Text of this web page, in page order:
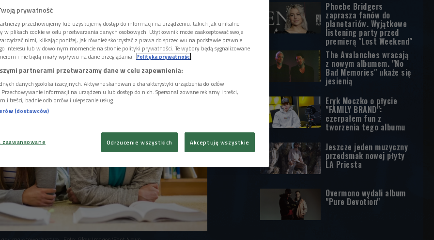
- do egzaminu dojrzałości zostało kilka
ten czas na powtórki materiału, ale
Phoebe Bridgers
zaprasza fanów do
planetariów. Wyjątkowe
listening party przed
premierą "Lost Weekend"
The Avalanches wracają
z nowym albumem. "No
Bad Memories" ukaże się
jesienią
Eryk Moczko o płycie
"FAMILY BRAND":
czerpałem fun z
tworzenia tego albumu
Jeszcze jeden muzyczny
przedsmak nowej płyty
LA Priesta
Overmono wydali album
"Pure Devotion"
prywatność
przechowujemy lub uzyskujemy dostęp do informacji na urządzeniu, takich jak unikalne
w plikach cookie w celu przetwarzania danych osobowych. Użytkownik może zaakceptować swoje
nimi, klikając poniżej, jak również skorzystać z prawa do sprzeciwu na podstawie prawnie
interesu lub w dowolnym momencie na stronie polityki prywatności. Te wybory będą sygnalizowane
i nie będą miały wpływu na dane przeglądania. Polityka prywatności
partnerami przetwarzamy dane w celu zapewnienia:
danych geolokalizacyjnych. Aktywne skanowanie charakterystyki urządzenia do celów
informacji na urządzeniu lub dostęp do nich. Spersonalizowane reklamy i treści,
i treści, badnie odbiorców i ulepszanie usług.
(dostawców)
Odrzucenie wszystkich Akceptuję wszystkie